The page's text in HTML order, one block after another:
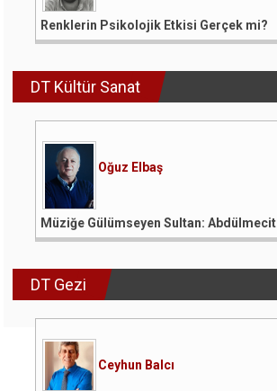
Renklerin Psikolojik Etkisi Gerçek mi?
DT Kültür Sanat
Oğuz Elbaş
Müziğe Gülümseyen Sultan: Abdülmecit
DT Gezi
Ceyhun Balcı